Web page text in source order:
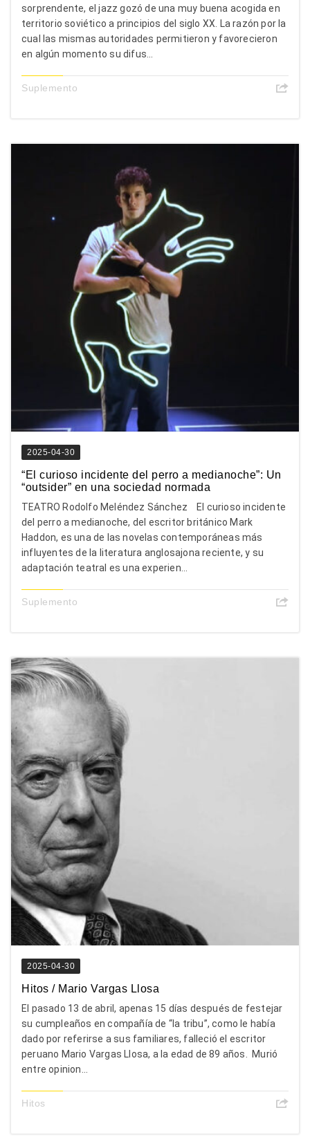
sorprendente, el jazz gozó de una muy buena acogida en
territorio soviético a principios del siglo XX. La razón por la
cual las mismas autoridades permitieron y favorecieron
en algún momento su difus...
Suplemento
2025-04-30
“El curioso incidente del perro a medianoche”: Un
“outsider” en una sociedad normada
TEATRO Rodolfo Meléndez Sánchez El curioso incidente
del perro a medianoche, del escritor británico Mark
Haddon, es una de las novelas contemporáneas más
influyentes de la literatura anglosajona reciente, y su
adaptación teatral es una experien...
Suplemento
2025-04-30
Hitos / Mario Vargas Llosa
El pasado 13 de abril, apenas 15 días después de festejar
su cumpleaños en compañía de “la tribu”, como le había
dado por referirse a sus familiares, falleció el escritor
peruano Mario Vargas Llosa, a la edad de 89 años. Murió
entre opinion...
Hitos